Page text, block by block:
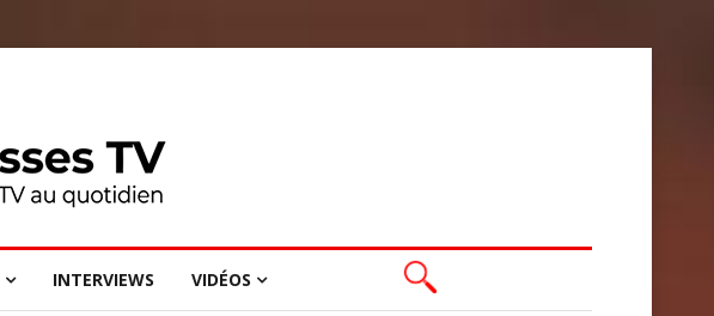
INTERVIEWS VIDÉOS